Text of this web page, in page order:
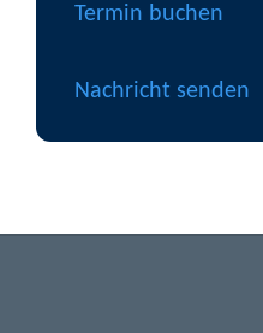
Termin buchen
Nachricht senden